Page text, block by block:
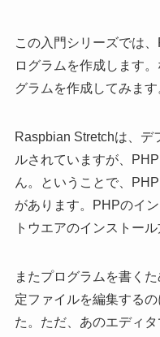
この入門シリーズでは
ログラムを作成します
グラムを作成してみます
Raspbian Stretchは、デ
ルされていますが、
ん。ということで、
があります。PHPのイ
トウエアのインストー
またプログラムを書く
定ファイルを編集する
た。ただ、あのエディ